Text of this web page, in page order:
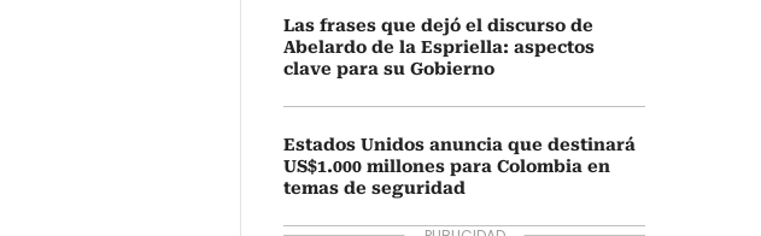
Las frases que dejó el discurso de
Abelardo de la Espriella: aspectos
clave para su Gobierno
Estados Unidos anuncia que destinará
US$1.000 millones para Colombia en
temas de seguridad